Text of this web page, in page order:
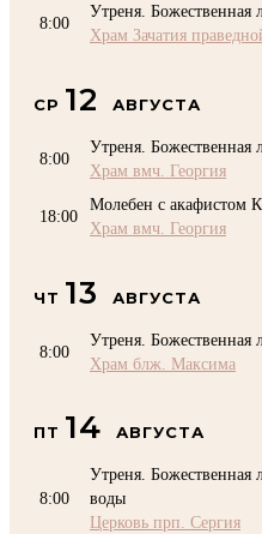
8:00
Утреня. Божественная
Храм Зачатия
СР 12 АВГУСТА
8:00
Утреня. Божественная
Храм вмч. Георгия
18:00
Молебен с акафистом
Храм вмч. Георгия
ЧТ 13 АВГУСТА
8:00
Утреня. Божественная
Храм блж. Максима
ПТ 14 АВГУСТА
8:00
Утреня. Божественная
воды
Церковь прп. Сергия